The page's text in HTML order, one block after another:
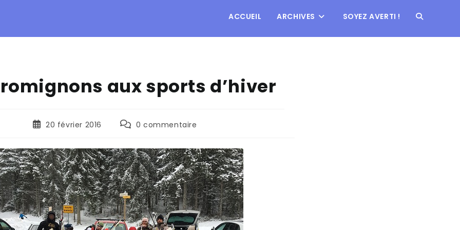
ACCUEIL ARCHIVES SOYEZ AVERTI !
aux sports d’hiver
20 février 2016 0 commentaire